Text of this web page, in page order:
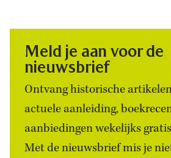
Meld je aan voor de
nieuwsbrief
Ontvang historische
actuele aanleiding,
aanbiedingen wekelijks
Met de nieuwsbrief mis je